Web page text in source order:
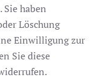
haben
Löschung
Einwilligung zur
Sie diese